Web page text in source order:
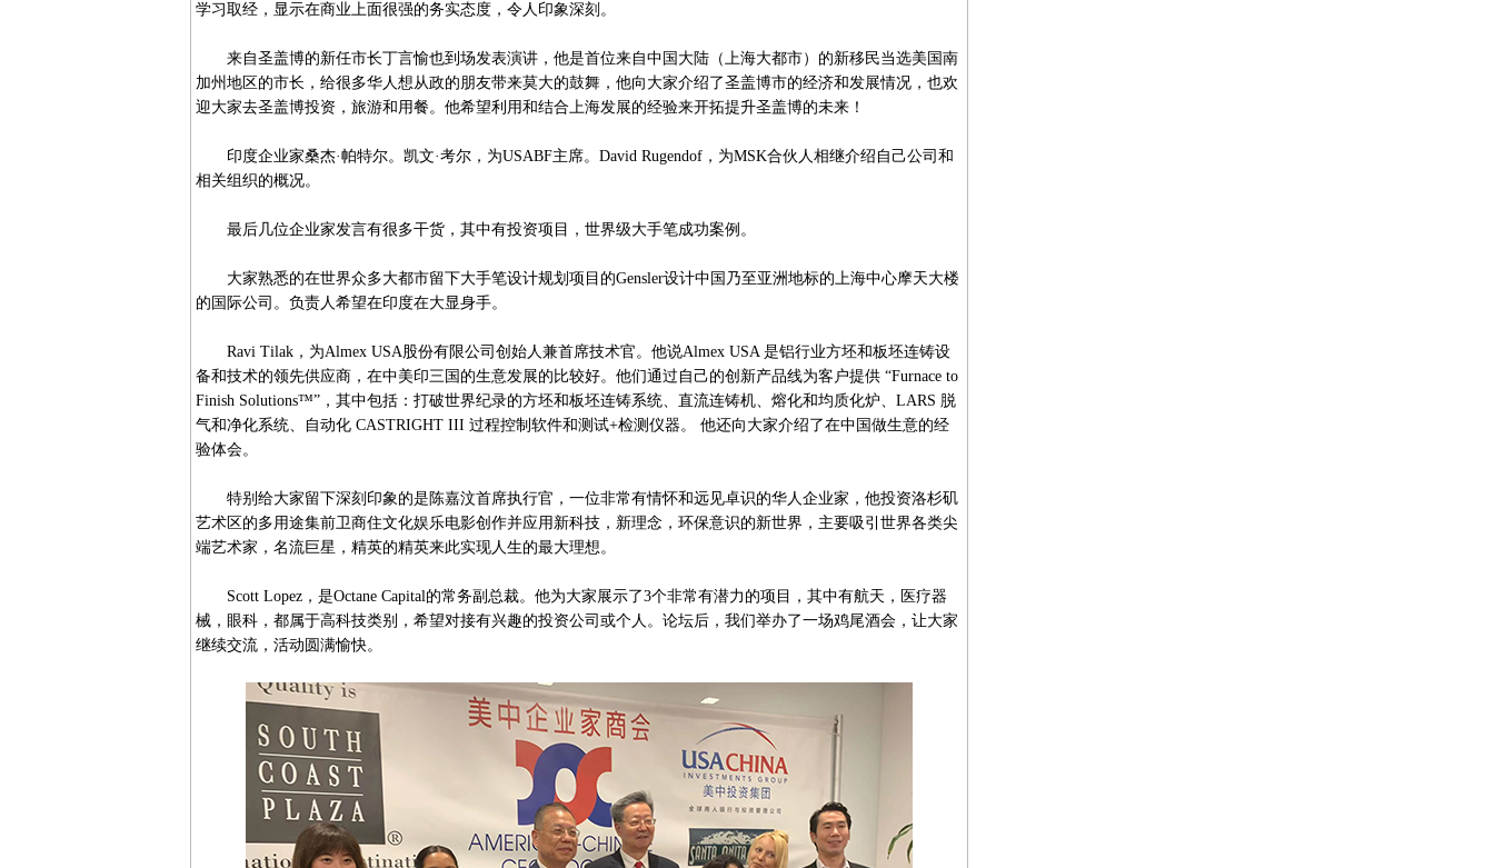
学习取经，显示在商业上面很强的务实态度，令人印象深刻。
来自圣盖博的新任市长丁言愉也到场发表演讲，他是首位来自中国大陆（上海大都市）的新移民当选美国南
加州地区的市长，给很多华人想从政的朋友带来莫大的鼓舞，他向大家介绍了圣盖博市的经济和发展情况，也欢
迎大家去圣盖博投资，旅游和用餐。他希望利用和结合上海发展的经验来开拓提升圣盖博的未来！
印度企业家桑杰·帕特尔。凯文·考尔，为USABF主席。David Rugendof，为MSK合伙人相继介绍自己公司和
相关组织的概况。
最后几位企业家发言有很多干货，其中有投资项目，世界级大手笔成功案例。
大家熟悉的在世界众多大都市留下大手笔设计规划项目的Gensler设计中国乃至亚洲地标的上海中心摩天大楼
的国际公司。负责人希望在印度在大显身手。
Ravi Tilak，为Almex USA股份有限公司创始人兼首席技术官。他说Almex USA 是铝行业方坯和板坯连铸设
备和技术的领先供应商，在中美印三国的生意发展的比较好。他们通过自己的创新产品线为客户提供 “Furnace to
Finish Solutions™”，其中包括：打破世界纪录的方坯和板坯连铸系统、直流连铸机、熔化和均质化炉、LARS 脱
气和净化系统、自动化 CASTRIGHT III 过程控制软件和测试+检测仪器。 他还向大家介绍了在中国做生意的经
验体会。
特别给大家留下深刻印象的是陈嘉汶首席执行官，一位非常有情怀和远见卓识的华人企业家，他投资洛杉矶
艺术区的多用途集前卫商住文化娱乐电影创作并应用新科技，新理念，环保意识的新世界，主要吸引世界各类尖
端艺术家，名流巨星，精英的精英来此实现人生的最大理想。
Scott Lopez，是Octane Capital的常务副总裁。他为大家展示了3个非常有潜力的项目，其中有航天，医疗器
械，眼科，都属于高科技类别，希望对接有兴趣的投资公司或个人。论坛后，我们举办了一场鸡尾酒会，让大家
继续交流，活动圆满愉快。